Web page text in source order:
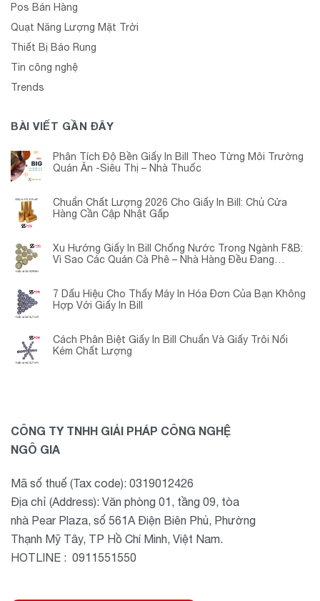
Pos Bán Hàng
Quạt Năng Lượng Mặt Trời
Thiết Bị Báo Rung
Tin công nghệ
Trends
BÀI VIẾT GẦN ĐÂY
Phân Tích Độ Bền Giấy In Bill Theo Từng Môi Trường
Quán Ăn -Siêu Thị – Nhà Thuốc
Chuẩn Chất Lượng 2026 Cho Giấy In Bill: Chủ Cửa
Hàng Cần Cập Nhật Gấp
Xu Hướng Giấy In Bill Chống Nước Trong Ngành F&B:
Vì Sao Các Quán Cà Phê – Nhà Hàng Đều Đang
7 Dấu Hiệu Cho Thấy Máy In Hóa Đơn Của Bạn Không
Hợp Với Giấy In Bill
Cách Phân Biệt Giấy In Bill Chuẩn Và Giấy Trôi Nổi
Kém Chất Lượng
CÔNG TY TNHH GIẢI PHÁP CÔNG NGHỆ
NGÔ GIA
Mã số thuế (Tax code): 0319012426
Địa chỉ (Address): Văn phòng 01, tầng 09, tòa
nhà Pear Plaza, số 561A Điện Biên Phủ, Phường
Thạnh Mỹ Tây, TP Hồ Chí Minh, Việt Nam.
HOTLINE : 0911551550